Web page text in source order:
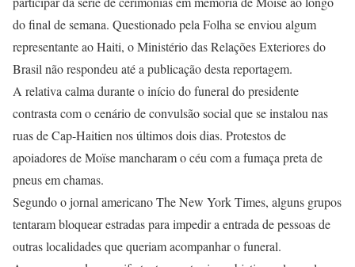
do final de semana. Questionado pela Folha se enviou algum
representante ao Haiti, o Ministério das Relações Exteriores do
Brasil não respondeu até a publicação desta reportagem.
A relativa calma durante o início do funeral do presidente
contrasta com o cenário de convulsão social que se instalou nas
ruas de Cap-Haitien nos últimos dois dias. Protestos de
apoiadores de Moïse mancharam o céu com a fumaça preta de
pneus em chamas.
Segundo o jornal americano The New York Times, alguns grupos
tentaram bloquear estradas para impedir a entrada de pessoas de
outras localidades que queriam acompanhar o funeral.